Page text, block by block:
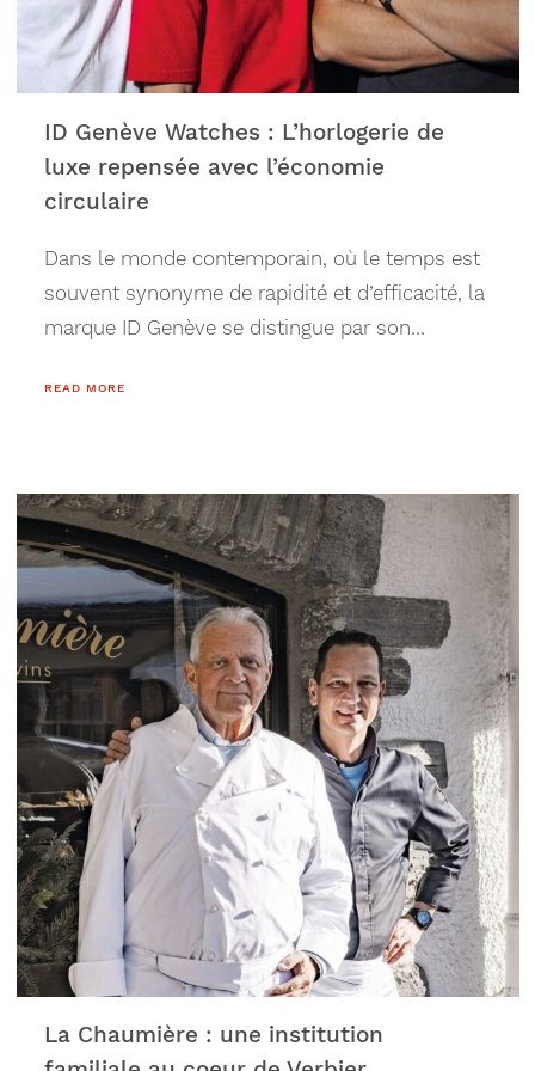
familiale. Leur approche se distingue par une
passion affirmée pour le développement des
cépages locaux et par une attention particulière
à ce terroir unique qu’est le Valais, reconnu
pour ses caractéristiques environnementales
favorables à la viticulture.
ID Genève Watches : L’horlogerie de
luxe repensée avec l’économie
circulaire
Dans le monde contemporain, où le temps est
souvent synonyme de rapidité et d’efficacité, la
marque ID Genève se distingue par son
l’industrie horlogère. Située à Genève, la
l’artisanat traditionnel tout en intégrant des
technologies de pointe, des designs avant-
gardistes, et une approche novatrice de
l’économie circulaire.
READ MORE
La Chaumière : une institution